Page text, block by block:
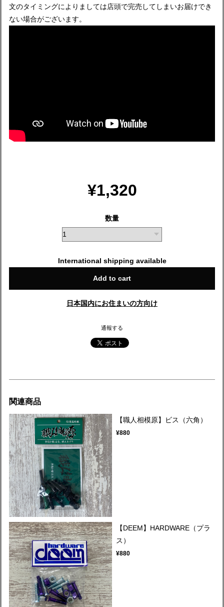
文のタイミングによりましては店頭で完売してしまいお届けでき
ない場合がございます。
¥1,320
数量
International shipping available
Add to cart
日本国内にお住まいの方向け
通報する
関連商品
【職人相模原】ビス（六角）
¥880
【DEEM】HARDWARE（プラ
ス）
¥880